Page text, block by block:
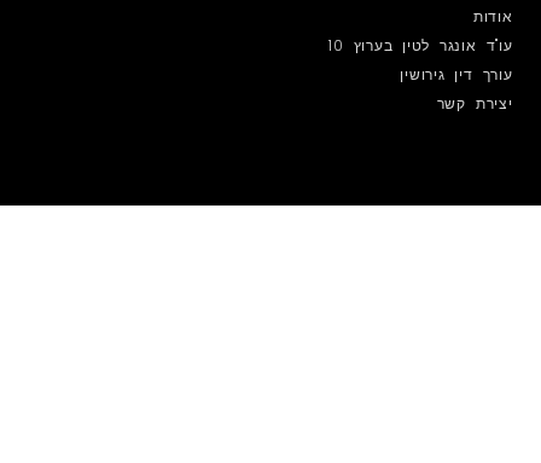
אודות
עו"ד אונגר לטין בערוץ 10
עורך דין גירושין
יצירת קשר